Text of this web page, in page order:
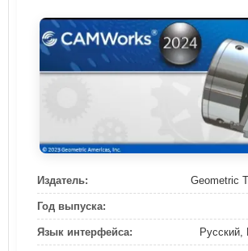
Издатель: Geometric
Год выпуска:
Язык интерфейса: